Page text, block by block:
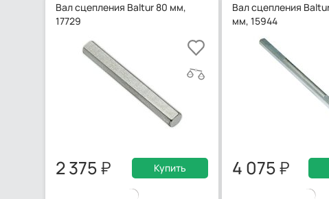
Вал сцепления Baltur 80 мм,
17729
2 375 Купить
Вал сцепления
мм, 15944
4 075